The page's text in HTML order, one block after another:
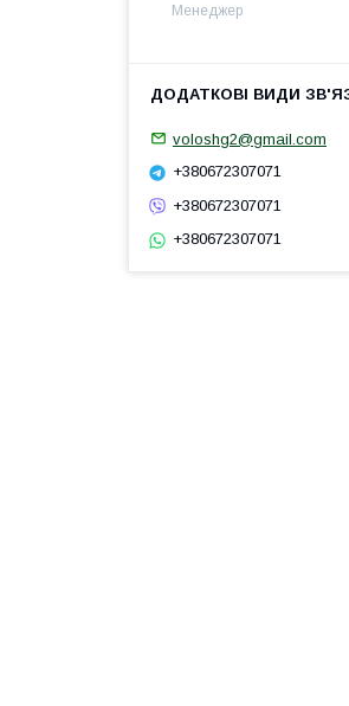
Менеджер
voloshg2@gmail.com
+380672307071
+380672307071
+380672307071